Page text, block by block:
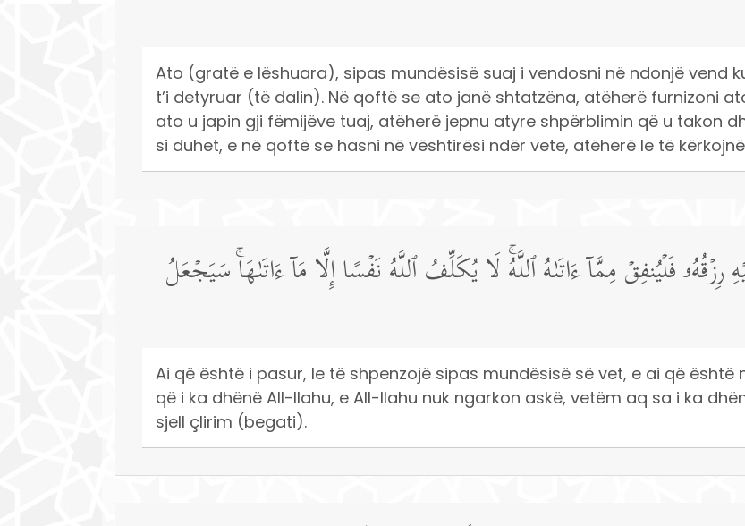
Ato (gratë e lëshuara), sipas mundësisë suaj i vendosni në ndonjë vend
t’i detyruar (të dalin). Në qoftë se ato janë shtatzëna, atëherë furnizoni
ato u japin gji fëmijëve tuaj, atëherë jepnu atyre shpërblimin që u takon
si duhet, e në qoftë se hasni në vështirësi ndër vete, atëherë le të
فَلۡیُنفِقۡ مِمَّاۤ ءَاتَىٰهُ ٱللَّهُۚ لَا یُكَلِّفُ ٱللَّهُ نَفۡسًا إِلَّا مَاۤ ءَاتَىٰهَاۚ سَیَجۡعَلُ
Ai që është i pasur, le të shpenzojë sipas mundësisë së vet, e ai që
që i ka dhënë All-llahu, e All-llahu nuk ngarkon askë, vetëm aq sa i ka
sjell çlirim (begati).